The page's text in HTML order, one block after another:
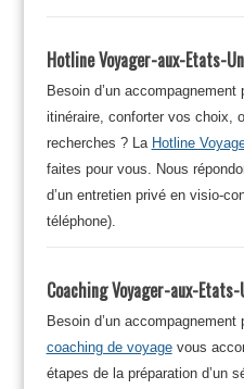
Hotline Voyager-aux-Etats-
Besoin d’un
itinéraire, conforter vos choix,
recherches ? La Hotline
faites pour vous. Nous
d’un entretien privé en visio-
téléphone).
Coaching Voyager-aux-
Besoin d’un accompagnement
coaching de voyagevous
étapes de la préparation d’un